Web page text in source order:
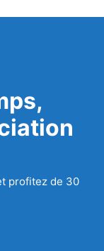
profitez de 30